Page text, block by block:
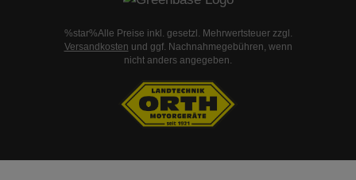
%star%Alle Preise inkl. gesetzl. Mehrwertsteuer zzgl.
Versandkosten und ggf. Nachnahmegebühren, wenn
nicht anders angegeben.